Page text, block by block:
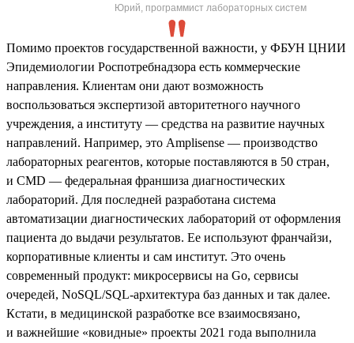
Юрий, программист лабораторных систем
Помимо проектов государственной важности, у ФБУН ЦНИИ
Эпидемиологии Роспотребнадзора есть коммерческие
направления. Клиентам они дают возможность
воспользоваться экспертизой авторитетного научного
учреждения, а институту — средства на развитие научных
направлений. Например, это Amplisense — производство
лабораторных реагентов, которые поставляются в 50 стран,
и CMD — федеральная франшиза диагностических
лабораторий. Для последней разработана система
автоматизации диагностических лабораторий от оформления
пациента до выдачи результатов. Ее используют франчайзи,
корпоративные клиенты и сам институт. Это очень
современный продукт: микросервисы на Go, сервисы
очередей, NoSQL/SQL-архитектура баз данных и так далее.
Кстати, в медицинской разработке все взаимосвязано,
и важнейшие «ковидные» проекты 2021 года выполнила